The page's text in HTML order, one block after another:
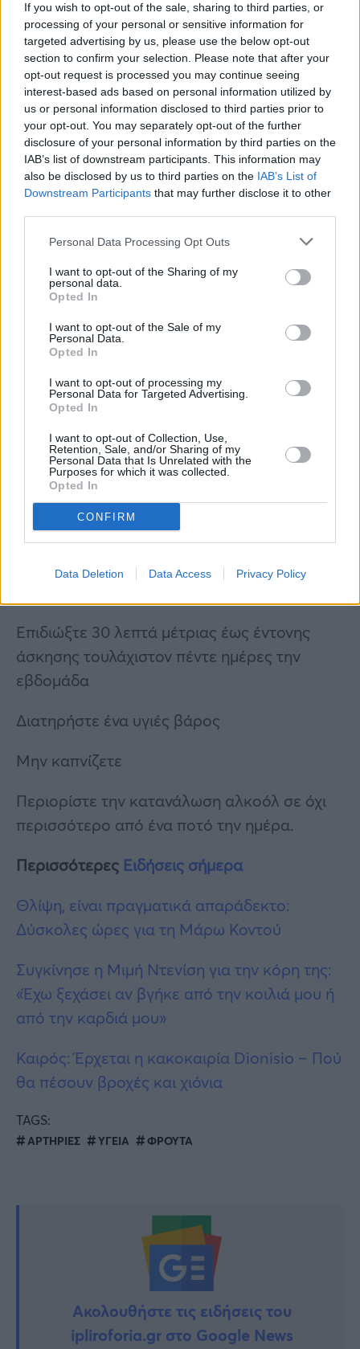
If you wish to opt-out of the sale, sharing to third parties, or
processing of your personal or sensitive information for
targeted advertising by us, please use the below opt-out
section to confirm your selection. Please note that after your
opt-out request is processed you may continue seeing
interest-based ads based on personal information utilized by
us or personal information disclosed to third parties prior to
your opt-out. You may separately opt-out of the further
disclosure of your personal information by third parties on the
IAB’s list of downstream participants. This information may
also be disclosed by us to third parties on the IAB’s List of
Downstream Participants that may further disclose it to other
Personal Data Processing Opt Outs
I want to opt-out of the Sharing of my
personal data.
Opted In
I want to opt-out of the Sale of my
Personal Data.
Opted In
I want to opt-out of processing my
Personal Data for Targeted Advertising.
Opted In
I want to opt-out of Collection, Use,
Retention, Sale, and/or Sharing of my
Personal Data that Is Unrelated with the
Purposes for which it was collected.
Opted In
CONFIRM
Data Deletion Data Access Privacy Policy
Συνεντεύξεις 18/11/2025
Τζεφ Μοντάνα: «Κανένας δεν μπορεί
να σου πει ποιος είσαι»
Επιδιώξτε 30 λεπτά μέτριας έως έντονης
άσκησης τουλάχιστον πέντε ημέρες την
εβδομάδα
Διατηρήστε ένα υγιές βάρος
Μην καπνίζετε
Περιορίστε την κατανάλωση αλκοόλ σε όχι
περισσότερο από ένα ποτό την ημέρα.
Περισσότερες Ειδήσεις σήμερα
Θλίψη, είναι πραγματικά απαράδεκτο:
Δύσκολες ώρες για τη Μάρω Κοντού
Συγκίνησε η Μιμή Ντενίση για την κόρη της:
«Έχω ξεχάσει αν βγήκε από την κοιλιά μου ή
από την καρδιά μου»
Καιρός: Έρχεται η κακοκαιρία Dionisio – Πού
θα πέσουν βροχές και χιόνια
TAGS:
ΑΡΤΗΡΙΕΣ ΥΓΕΙΑ ΦΡΟΥΤΑ
Ακολουθήστε τις ειδήσεις του
ipliroforia.gr στο Google News